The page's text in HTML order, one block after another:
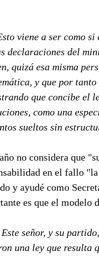
viene a ser como
declaraciones del
quizá esa misma
y que por
que concibe el
como una
sueltos sin
no considera que
en el fallo "la
y ayudé como
es que el modelo
señor, y su
una ley que resulta